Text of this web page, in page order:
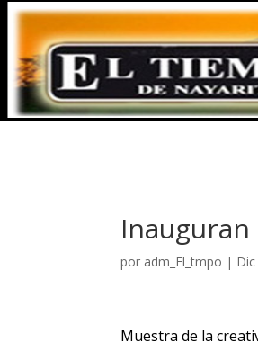
Inauguran
por adm_El_tmpo |
Muestra de la